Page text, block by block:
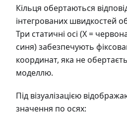
Кільця обертаються
інтегрованих швидкостей
Три статичні осі (X =
синя) забезпечують
координат, яка не
моделлю.
Під візуалізацією
значення по осях: